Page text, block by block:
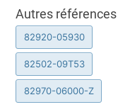
Autres références
82920-05930
82502-09T53
82970-06000-Z